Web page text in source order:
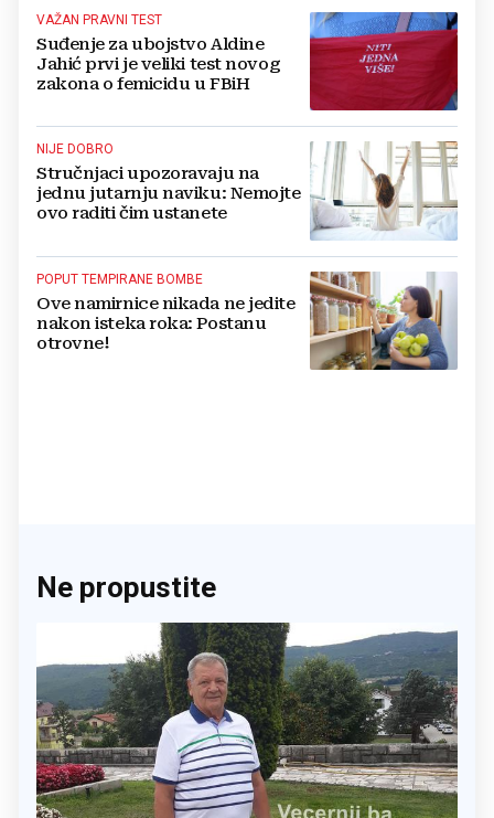
VAŽAN PRAVNI TEST
Suđenje za ubojstvo Aldine
Jahić prvi je veliki test novog
zakona o femicidu u FBiH
NIJE DOBRO
Stručnjaci upozoravaju na
jednu jutarnju naviku: Nemojte
ovo raditi čim ustanete
POPUT TEMPIRANE BOMBE
Ove namirnice nikada ne jedite
nakon isteka roka: Postanu
otrovne!
Ne propustite